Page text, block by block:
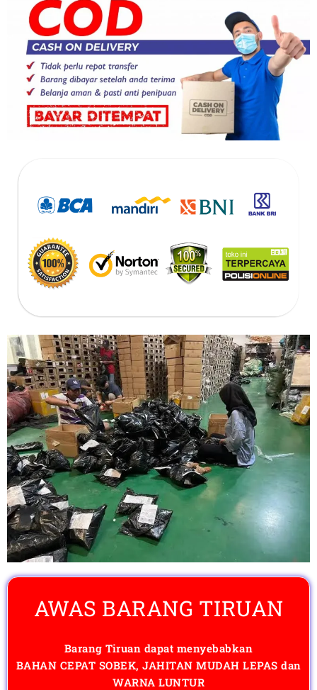
AWAS BARANG TIRUAN
Barang Tiruan dapat menyebabkan
BAHAN CEPAT SOBEK, JAHITAN MUDAH LEPAS dan
WARNA LUNTUR